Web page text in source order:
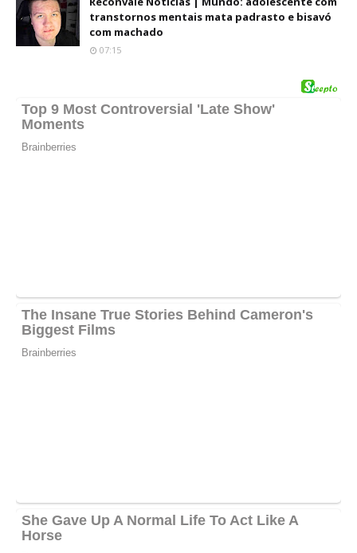
transtornos mentais mata padrasto e bisavó
com machado
07:15